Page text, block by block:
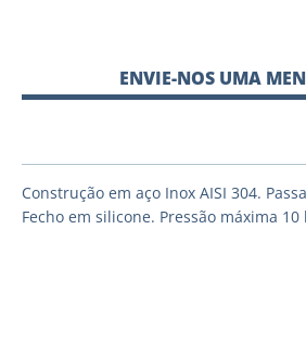
ENVIE-NOS UMA
Construção em aço Inox AISI 304.
Fecho em silicone. Pressão máxima 10